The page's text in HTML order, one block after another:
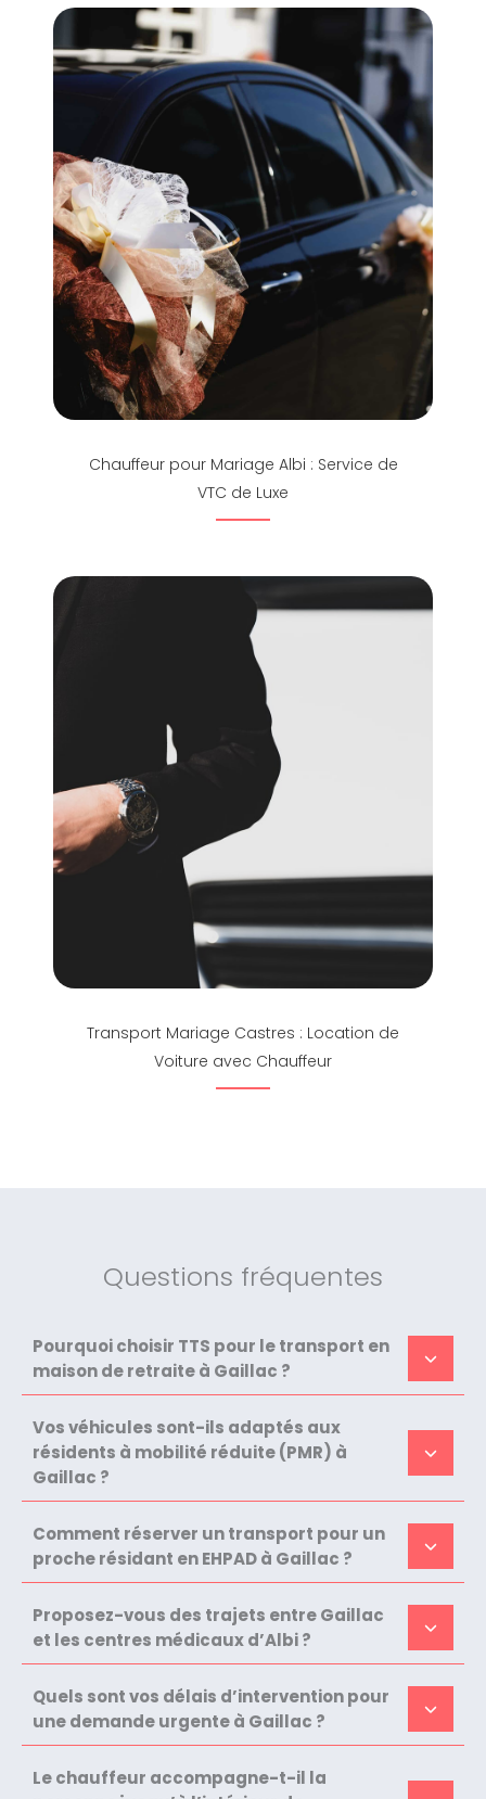
Chauffeur pour Mariage Albi : Service de
VTC de Luxe
Transport Mariage Castres : Location de
Voiture avec Chauffeur
Questions fréquentes
Pourquoi choisir TTS pour le transport en
maison de retraite à Gaillac ?
Vos véhicules sont-ils adaptés aux
résidents à mobilité réduite (PMR) à
Gaillac ?
Comment réserver un transport pour un
proche résidant en EHPAD à Gaillac ?
Proposez-vous des trajets entre Gaillac
et les centres médicaux d’Albi ?
Quels sont vos délais d’intervention pour
une demande urgente à Gaillac ?
Le chauffeur accompagne-t-il la